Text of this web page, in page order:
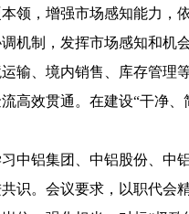
领，增强市场感知能力，
机制，发挥市场感知和机
输、境内销售、库存管理
高效贯通。在建设“干净
中铝集团、中铝股份、中
识。会议要求，以职代会